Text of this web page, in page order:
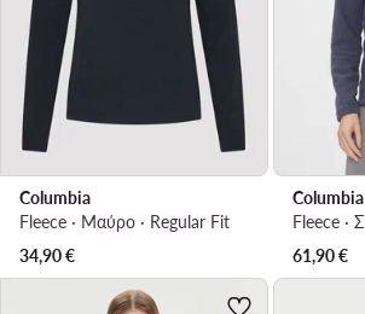
Columbia
Fleece · Μαύρο · Regular Fit
34,90€
Columbia
61,90€